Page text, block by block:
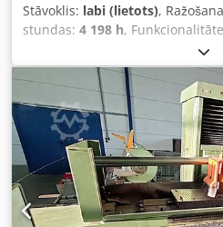
Stāvoklis: labi (lietots),
stundas: 4 198 h,
iekārtas/transportlīdzekļa
garums:600 mm, slīpēšanas
diska diametrs:
300 mm ,
centram:575 mm , slīpripas
svars:3 000 kg , nepieciešamais
telpas prasība garums:2 960
platums: 3 200 mm, lietota
Ry Dqex Akaof Ļoti labi uzturētā